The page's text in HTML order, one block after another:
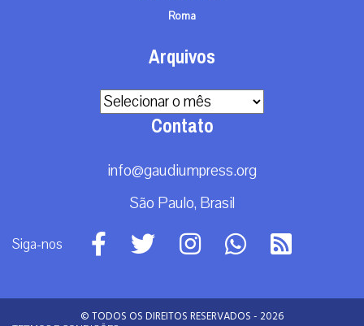
Roma
Arquivos
Arquivos
Contato
info@gaudiumpress.org
São Paulo, Brasil
Siga-nos
© TODOS OS DIREITOS RESERVADOS - 2026